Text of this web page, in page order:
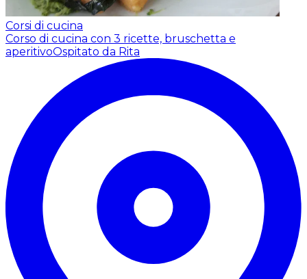
Corsi di cucina
Corso di cucina con 3 ricette, bruschetta e
aperitivoOspitato da Rita